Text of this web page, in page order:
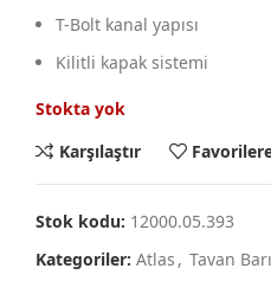
T-Bolt kanal yapısı
Kilitli kapak sistemi
Stokta yok
Karşılaştır
Stok kodu: 12000.05.393
Kategoriler: Atlas , Tavan Barı